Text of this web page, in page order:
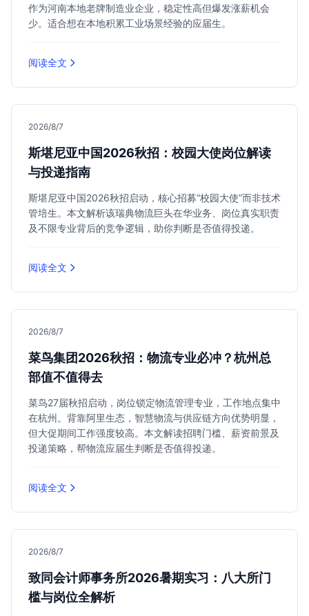
作为河南本地老牌制造业企业，稳定性高但爆发涨薪机会
少。适合想在本地积累工业场景经验的应届生。
阅读全文
2026/8/7
斯堪尼亚中国2026秋招：校园大使岗位解读
与投递指南
斯堪尼亚中国2026秋招启动，核心招募“校园大使”而非技术
管培生。本文解析该瑞典物流巨头在华业务、岗位真实职责
及不限专业背后的竞争逻辑，助你判断是否值得投递。
阅读全文
2026/8/7
菜鸟集团2026秋招：物流专业必冲？杭州总
部值不值得去
菜鸟27届秋招启动，岗位锁定物流管理专业，工作地点集中
在杭州。背靠阿里生态，智慧物流与供应链方向优势明显，
但大促期间工作强度较高。本文解读招聘门槛、薪资前景及
投递策略，帮物流应届生判断是否值得投递。
阅读全文
2026/8/7
致同会计师事务所2026暑期实习：八大所门
槛与岗位全解析